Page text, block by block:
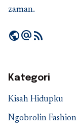
zaman.
publicalternate_emailrss_feed
Kategori
Kisah Hidupku
Ngobrolin Fashion